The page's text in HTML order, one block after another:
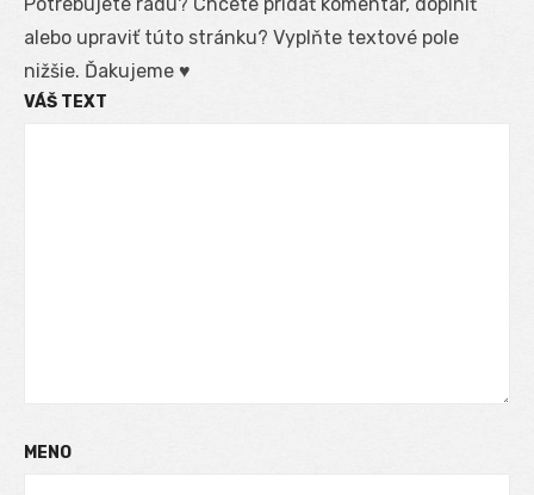
alebo upraviť túto stránku? Vyplňte textové pole
nižšie. Ďakujeme ♥
VÁŠ TEXT
MENO